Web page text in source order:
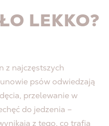
LEKKO?
z najczęstszych
psów odwiedzają
przelewanie w
do jedzenia –
z tego, co trafia